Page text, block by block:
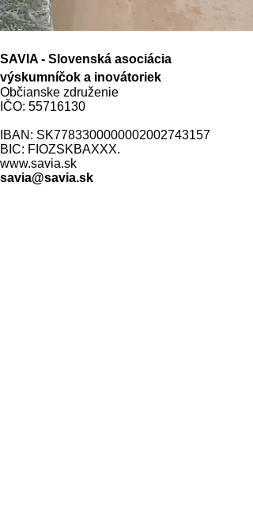
SAVIA - Slovenská asociácia
výskumníčok a inovátoriek
Občianske združenie
IČO: 55716130
IBAN: SK7783300000002002743157
BIC: FIOZSKBAXXX.
www.savia.sk
savia@savia.sk